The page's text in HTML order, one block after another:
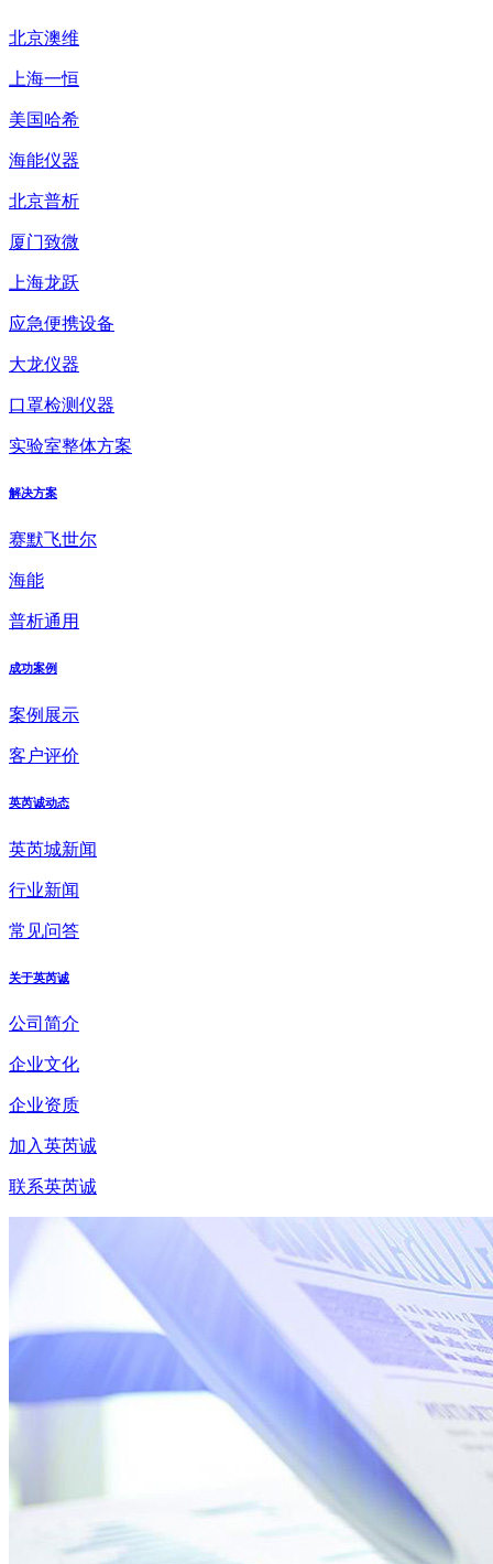
北京澳维
上海一恒
美国哈希
海能仪器
北京普析
厦门致微
上海龙跃
应急便携设备
大龙仪器
口罩检测仪器
实验室整体方案
解决方案
赛默飞世尔
海能
普析通用
成功案例
案例展示
客户评价
英芮诚动态
英芮城新闻
行业新闻
常见问答
关于英芮诚
公司简介
企业文化
企业资质
加入英芮诚
联系英芮诚